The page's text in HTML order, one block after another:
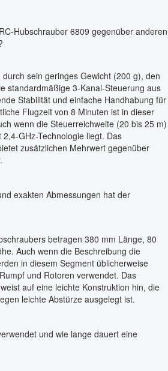
Hubschrauber 6809 gegenüber anderen
sein geringes Gewicht (200 g), den
standardmäßige 3-Kanal-Steuerung aus
Stabilität und einfache Handhabung für
Flugzeit von 8 Minuten ist in dieser
wenn die Steuerreichweite (20 bis 25 m)
GHz-Technologie liegt. Das
zusätzlichen Mehrwert gegenüber
exakten Abmessungen hat der
betragen 380 mm Länge, 80
Auch wenn die Beschreibung die
in diesem Segment üblicherweise
und Rotoren verwendet. Das
auf eine leichte Konstruktion hin, die
leichte Abstürze ausgelegt ist.
und wie lange dauert eine